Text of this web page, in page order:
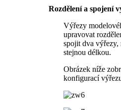
Rozdělení a spojení
Výřezy
upravovat
spojit dva výřezy,
stejnou délkou.
Obrázek níže
konfigurací